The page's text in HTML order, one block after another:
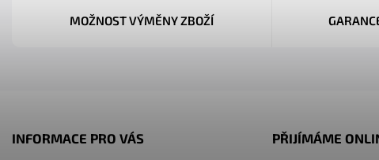
MOŽNOST VÝMĚNY ZBOŽÍ
INFORMACE PRO VÁS PŘIJÍMÁME